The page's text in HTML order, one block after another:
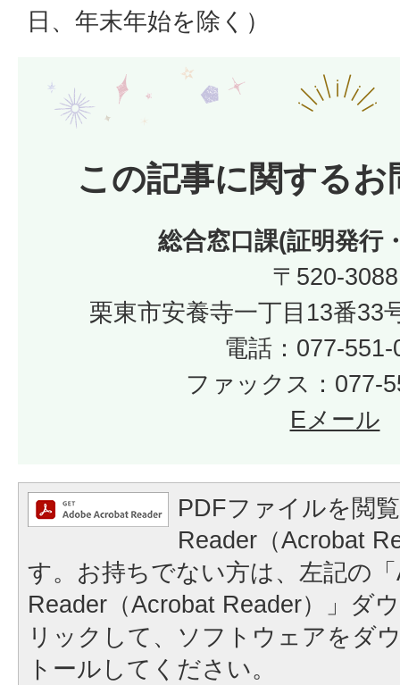
日、年末年始を除く）
この記事に関するお
総合窓口課(証明発行
〒520-3088
栗東市安養寺一丁目13番33
電話：077-551-
ファックス：077-
Eメール
PDFファイルを閲
Reader（Acrobat
す。お持ちでない方は、左記の
Reader（Acrobat Reader）」ダ
リックして、ソフトウェアをダ
トールしてください。